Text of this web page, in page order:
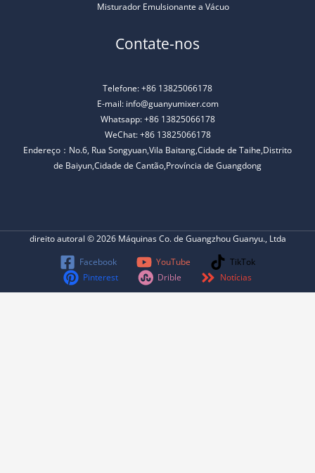
Misturador Emulsionante a Vácuo
Contate-nos
Telefone: +86 13825066178
E-mail: info@guanyumixer.com
Whatsapp: +86 13825066178
WeChat: +86 13825066178
Endereço：No.6, Rua Songyuan,Vila Baitang,Cidade de Taihe,Distrito
de Baiyun,Cidade de Cantão,Província de Guangdong
direito autoral © 2026 Máquinas Co. de Guangzhou Guanyu., Ltda
Facebook
YouTube
TikTok
Pinterest
Drible Notícias